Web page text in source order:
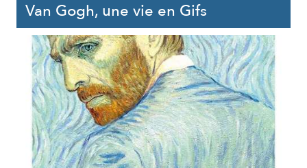
Van Gogh, une vie en Gifs